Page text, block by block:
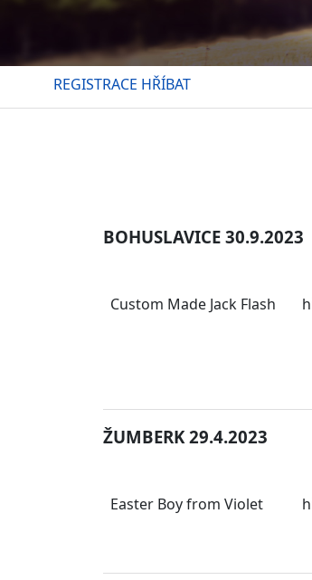
REGISTRACE HŘÍBAT
BOHUSLAVICE 30.9.2023
Custom Made Jack Flash
ŽUMBERK 29.4.2023
Easter Boy from Violet